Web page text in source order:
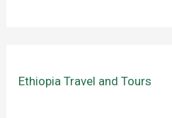
Ethiopia Travel and Tours